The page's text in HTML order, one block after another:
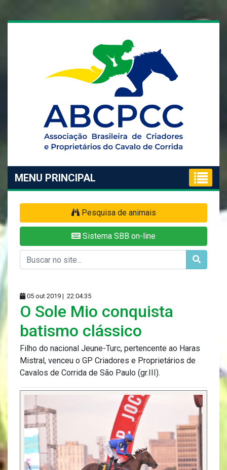
MENU PRINCIPAL
Pesquisa de animais
Sistema SBB on-line
05 out 2019 | 22:04:35
O Sole Mio conquista
batismo clássico
Filho do nacional Jeune-Turc, pertencente ao Haras
Mistral, venceu o GP Criadores e Proprietários de
Cavalos de Corrida de São Paulo (gr.III).